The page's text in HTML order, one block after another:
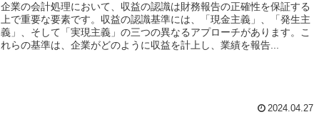
企業の会計処理において、収益の認識は財務報告の正確性を保証する
上で重要な要素です。収益の認識基準には、「現金主義」、「発生主
義」、そして「実現主義」の三つの異なるアプローチがあります。こ
れらの基準は、企業がどのように収益を計上し、業績を報告...
2024.04.27